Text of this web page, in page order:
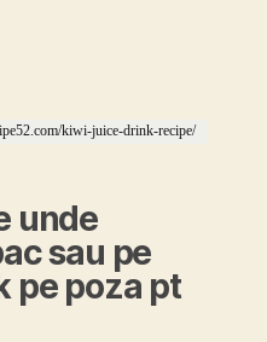
kiwi-juice-drink-recipe/
growing-kiwi
unde
sau pe
pe poza pt